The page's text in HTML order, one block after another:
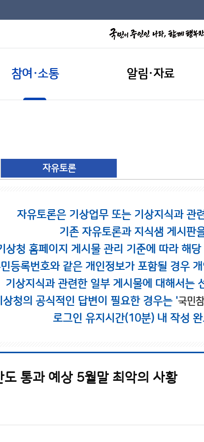
참여·소통 알림·자료
자유토론
자유토론은 기상업무 또는 기상지식과 관
기존 자유토론과 지식샘 게시판
상청 홈페이지 게시물 관리 기준에 따라 해
등록번호와 같은 개인정보가 포함될 경우
기상지식과 관련한 일부 게시물에 대해서는
청의 공식적인 답변이 필요한 경우는 '국민
로그인 유지시간(10분) 내 작성
통과 예상 5월말 최악의 사황